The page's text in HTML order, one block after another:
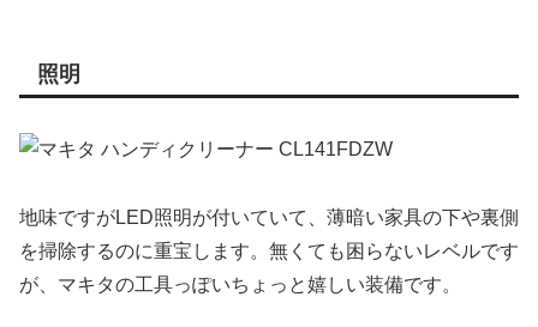
照明
地味ですがLED照明が付いていて、薄暗い家具の下や裏側
を掃除するのに重宝します。無くても困らないレベルです
が、マキタの工具っぽいちょっと嬉しい装備です。